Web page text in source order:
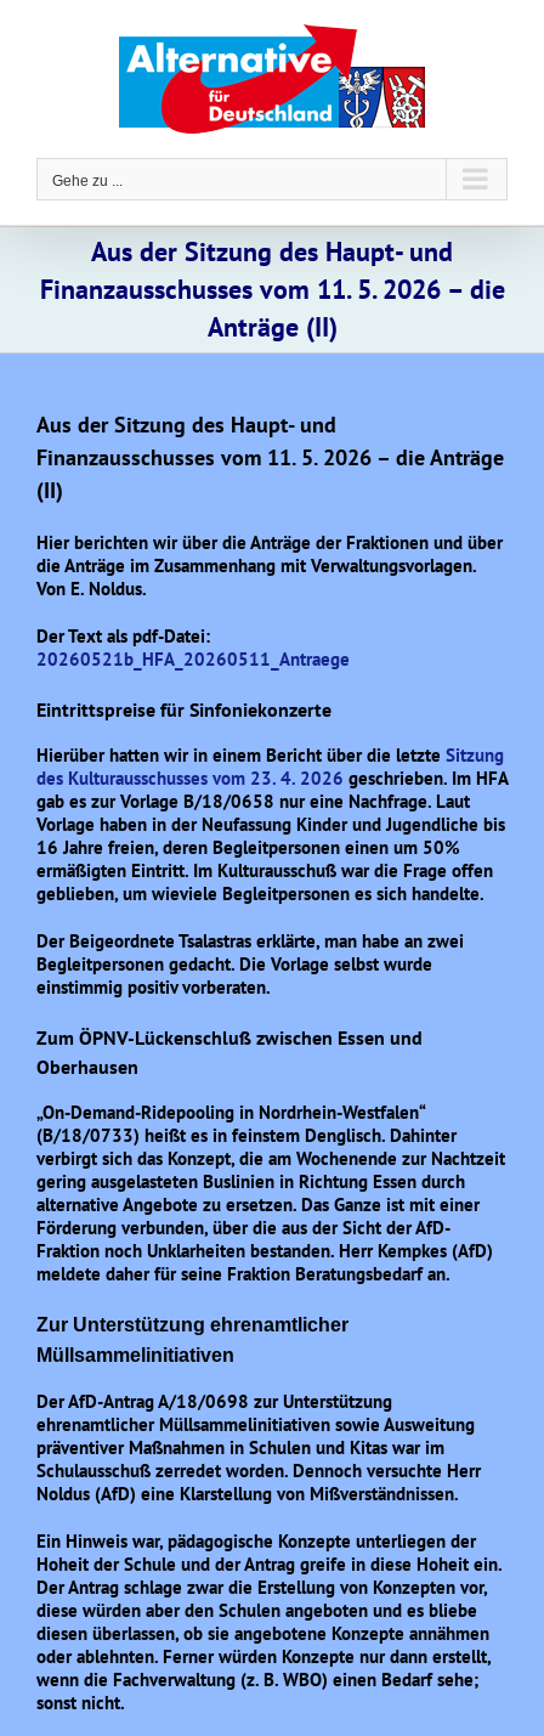
Gehe zu ...
Aus der Sitzung des Haupt- und
Finanzausschusses vom 11. 5. 2026 – die
Anträge (II)
Aus der Sitzung des Haupt- und
Finanzausschusses vom 11. 5. 2026 – die Anträge
(II)
Hier berichten wir über die Anträge der Fraktionen und über
die Anträge im Zusammenhang mit Verwaltungsvorlagen.
Von E. Noldus.
Der Text als pdf-Datei:
20260521b_HFA_20260511_Antraege
Eintrittspreise für Sinfoniekonzerte
Hierüber hatten wir in einem Bericht über die letzte Sitzung
des Kulturausschusses vom 23. 4. 2026 geschrieben. Im HFA
gab es zur Vorlage B/18/0658 nur eine Nachfrage. Laut
Vorlage haben in der Neufassung Kinder und Jugendliche bis
16 Jahre freien, deren Begleitpersonen einen um 50%
ermäßigten Eintritt. Im Kulturausschuß war die Frage offen
geblieben, um wieviele Begleitpersonen es sich handelte.
Der Beigeordnete Tsalastras erklärte, man habe an zwei
Begleitpersonen gedacht. Die Vorlage selbst wurde
einstimmig positiv vorberaten.
Zum ÖPNV-Lückenschluß zwischen Essen und
Oberhausen
„On-Demand-Ridepooling in Nordrhein-Westfalen“
(B/18/0733) heißt es in feinstem Denglisch. Dahinter
verbirgt sich das Konzept, die am Wochenende zur Nachtzeit
gering ausgelasteten Buslinien in Richtung Essen durch
alternative Angebote zu ersetzen. Das Ganze ist mit einer
Förderung verbunden, über die aus der Sicht der AfD-
Fraktion noch Unklarheiten bestanden. Herr Kempkes (AfD)
meldete daher für seine Fraktion Beratungsbedarf an.
Zur Unterstützung ehrenamtlicher
Müllsammelinitiativen
Der AfD-Antrag A/18/0698 zur Unterstützung
ehrenamtlicher Müllsammelinitiativen sowie Ausweitung
präventiver Maßnahmen in Schulen und Kitas war im
Schulausschuß zerredet worden. Dennoch versuchte Herr
Noldus (AfD) eine Klarstellung von Mißverständnissen.
Ein Hinweis war, pädagogische Konzepte unterliegen der
Hoheit der Schule und der Antrag greife in diese Hoheit ein.
Der Antrag schlage zwar die Erstellung von Konzepten vor,
diese würden aber den Schulen angeboten und es bliebe
diesen überlassen, ob sie angebotene Konzepte annähmen
oder ablehnten. Ferner würden Konzepte nur dann erstellt,
wenn die Fachverwaltung (z. B. WBO) einen Bedarf sehe;
sonst nicht.